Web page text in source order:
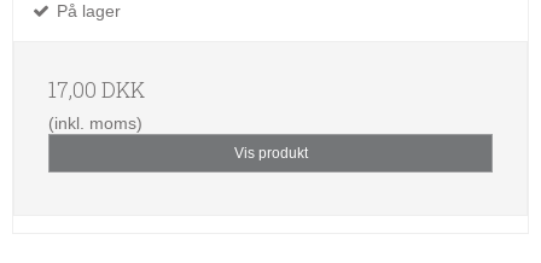
På lager
17,00 DKK
(inkl. moms)
Vis produkt